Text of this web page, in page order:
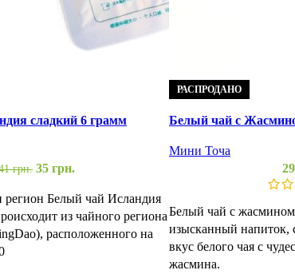
сладкий 6 грамм
грн. 35 грн.
Белый чай Исландия
из чайного региона
расположенного на
РАСПРОДАНО
Белый чай с
Мини Точа
29
Белый чай с жасмином
изысканный
вкус белого чая с
жасмина.